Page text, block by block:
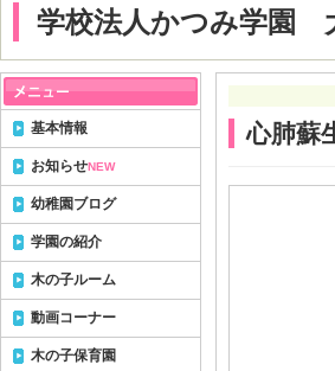
学校法人かつみ学園
心肺蘇
基本情報
お知らせNEW
幼稚園ブログ
学園の紹介
木の子ルーム
動画コーナー
木の子保育園